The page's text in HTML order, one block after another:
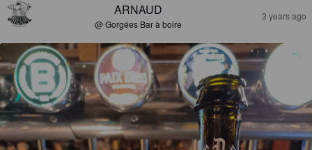
ARNAUD
@ Gorgées Bar à boire
3 years ago